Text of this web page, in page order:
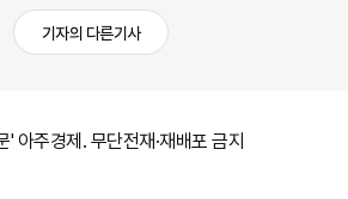
기자의 다른기사
아주경제. 무단전재·재배포 금지